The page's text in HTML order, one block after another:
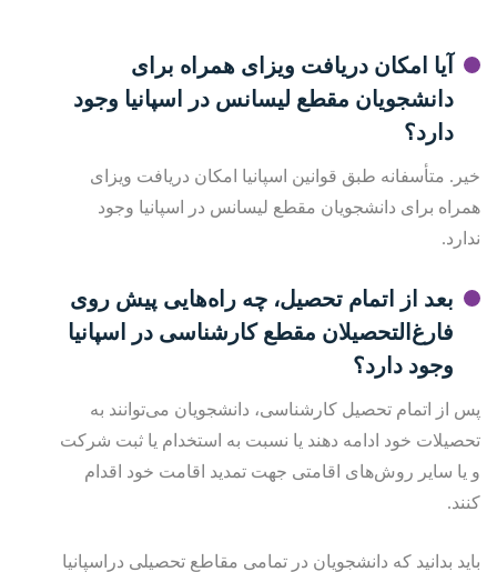
آیا امکان دریافت ویزای همراه برای
دانشجویان مقطع لیسانس در اسپانیا وجود
دارد؟
خیر. متأسفانه طبق قوانین اسپانیا امکان دریافت ویزای
همراه برای دانشجویان مقطع لیسانس در اسپانیا وجود
ندارد.
بعد از اتمام تحصیل، چه راه‌هایی پیش روی
فارغ‌التحصیلان مقطع کارشناسی در اسپانیا
وجود دارد؟
پس از اتمام تحصیل کارشناسی، دانشجویان می‌توانند به
تحصیلات خود ادامه دهند یا نسبت به استخدام یا ثبت شرکت
و یا سایر روش‌های اقامتی جهت تمدید اقامت خود اقدام
کنند.
باید بدانید که دانشجویان در تمامی مقاطع تحصیلی دراسپانیا